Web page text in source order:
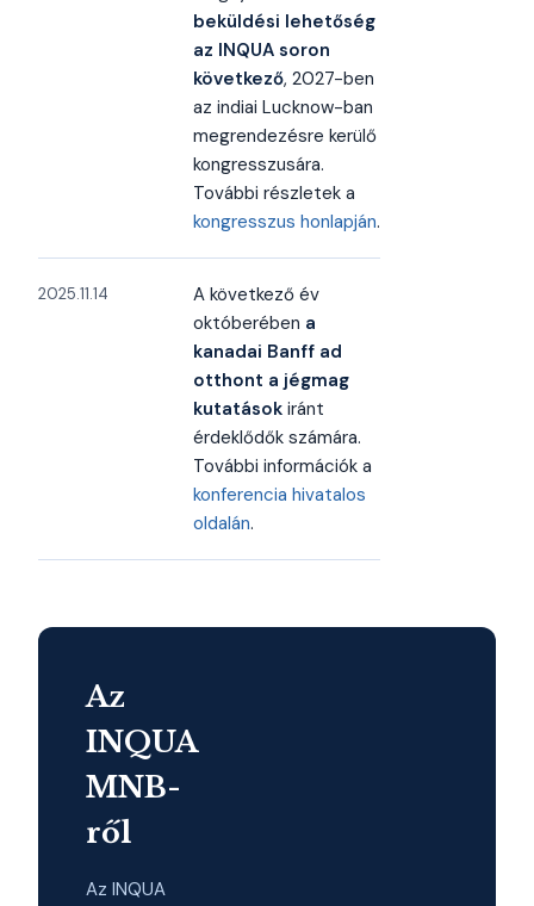
beküldési lehetőség
az INQUA soron
következő, 2027-ben
az indiai Lucknow-ban
megrendezésre kerülő
kongresszusára.
További részletek a
kongresszus honlapján.
2025.11.14
A következő év
októberében a
kanadai Banff ad
otthont a jégmag
kutatások iránt
érdeklődők számára.
További információk a
konferencia hivatalos
oldalán.
Az
INQUA
MNB-
ről
Az INQUA